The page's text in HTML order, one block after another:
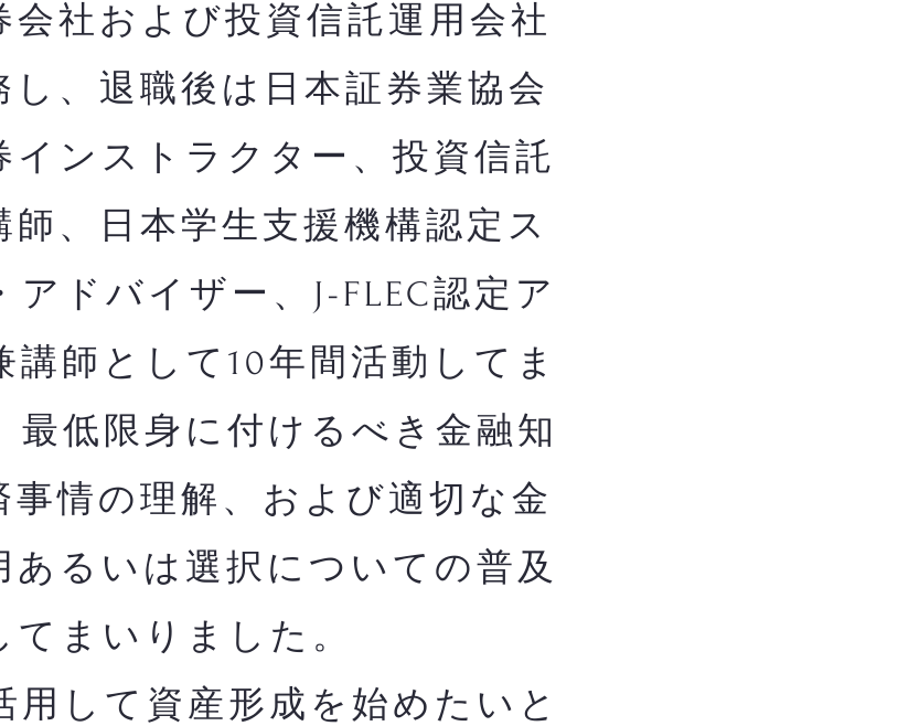
社および投資信託運用会社
し、退職後は日本証券業協会
インストラクター、投資信託
師、日本学生支援機構認定ス
アドバイザー、J-FLEC認定ア
講師として10年間活動してま
最低限身に付けるべき金融知
事情の理解、および適切な金
あるいは選択についての普及
てまいりました。
して資産形成を始めたいと